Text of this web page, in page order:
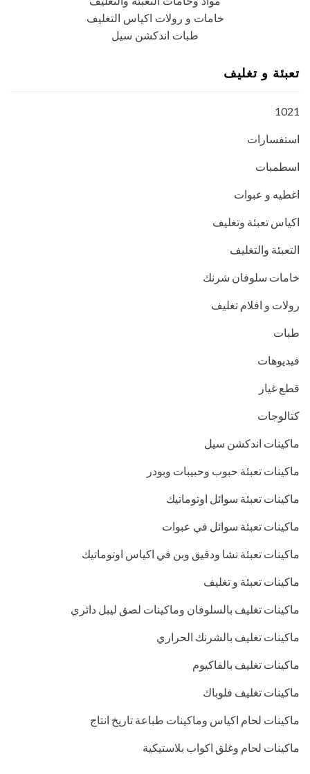
خامات و رولات اكياس التغليف
طبات اندكشن سيل
تعبئة و تغليف
1021
استفسارات
اسطمبات
اغطيه و عبوات
اكياس تعبئة وتغليف
التعبئة والتغليف
خامات سلوفان شرنك
رولات و افلام تغليف
طبات
فيديوهات
قطع غيار
كتالوجات
ماكينات اندكشن سيل
ماكينات تعبئة حبوب وحبيبات وبودر
ماكينات تعبئة سوائل اوتوماتيك
ماكينات تعبئة سوائل في عبوات
ماكينات تعبئة نشا ودقيق وبن في اكياس اوتوماتيك
ماكينات تعبئة و تغليف
ماكينات تغليف بالسلوفان وماكينات لصق ليبل دائري
ماكينات تغليف بالشرنك الحراري
ماكينات تغليف بالفاكيوم
ماكينات تغليف فلوباك
ماكينات لحام اكياس وماكينات طباعة تاريخ انتاج
ماكينات لحام وغلق اكواب بلاستيكية